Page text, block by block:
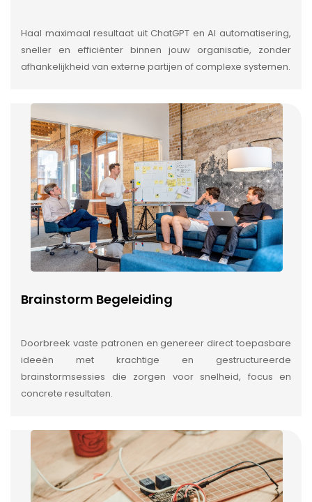
Haal maximaal resultaat uit ChatGPT en AI automatisering,
sneller en efficiënter binnen jouw organisatie, zonder
afhankelijkheid van externe partijen of complexe systemen.
Brainstorm Begeleiding
Doorbreek vaste patronen en genereer direct toepasbare
ideeën met krachtige en gestructureerde
brainstormsessies die zorgen voor snelheid, focus en
concrete resultaten.